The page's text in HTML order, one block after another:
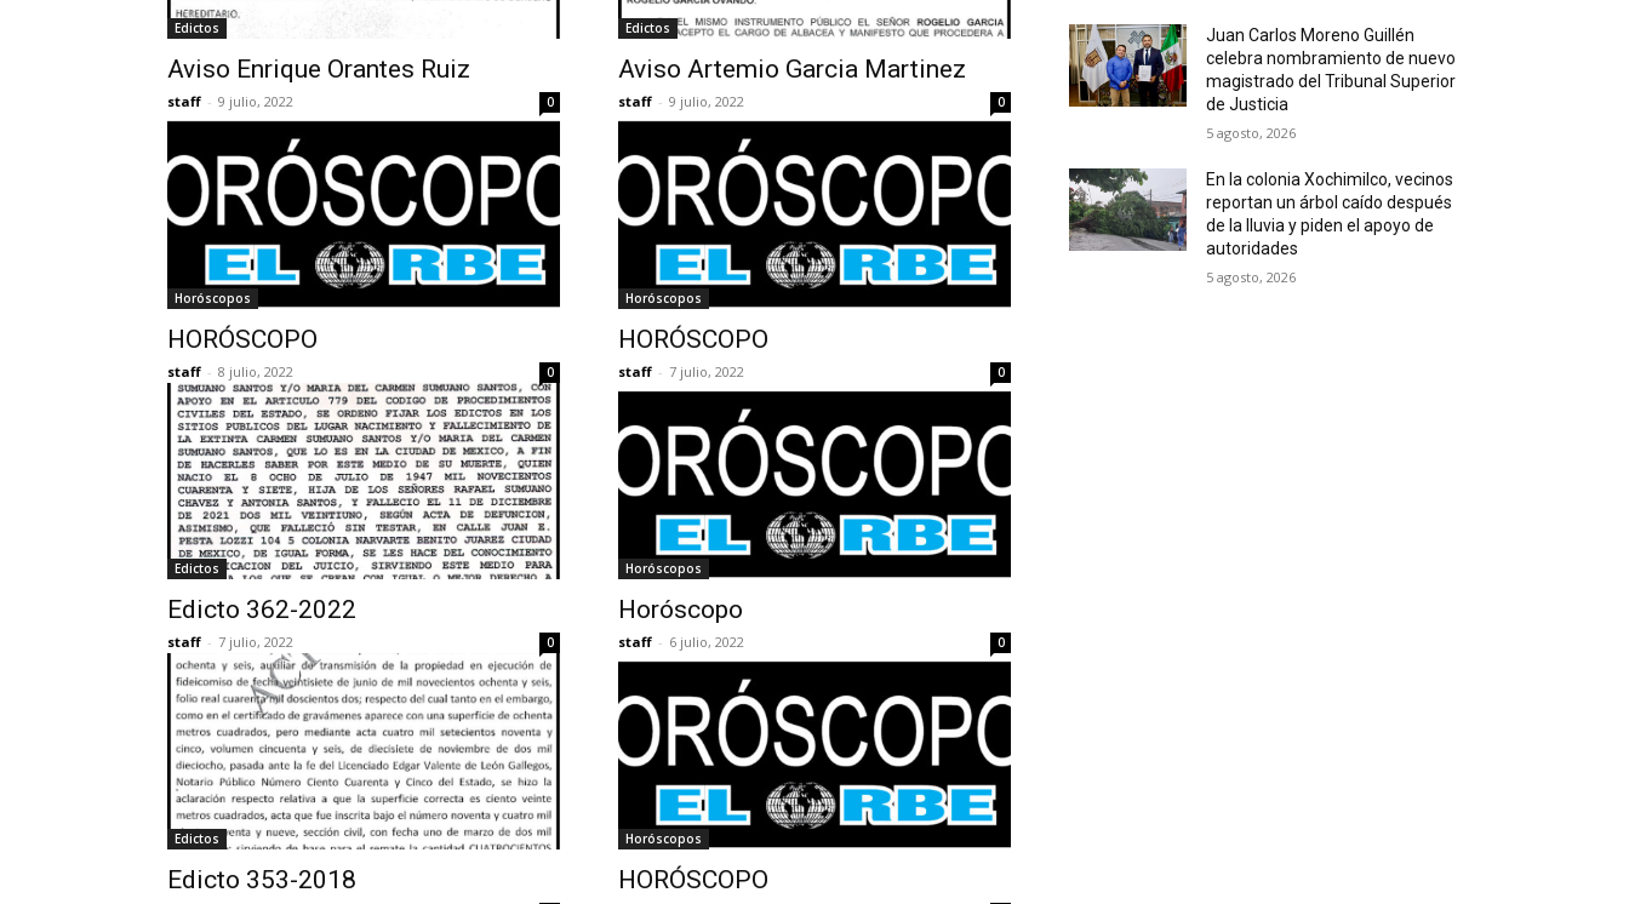
Edictos
Aviso Enrique Orantes Ruiz
staff - 9 julio, 2022 0
Edictos
Aviso Artemio Garcia Martinez
staff - 9 julio, 2022 0
Horóscopos
HORÓSCOPO
staff - 8 julio, 2022 0
Horóscopos
HORÓSCOPO
staff - 7 julio, 2022 0
Edictos
Edicto 362-2022
staff - 7 julio, 2022 0
Horóscopos
Horóscopo
staff - 6 julio, 2022 0
Edictos
Edicto 353-2018
Horóscopos
HORÓSCOPO
Juan Carlos Moreno Guillén
celebra nombramiento de nuevo
magistrado del Tribunal Superior
de Justicia
5 agosto, 2026
En la colonia Xochimilco, vecinos
reportan un árbol caído después
de la lluvia y piden el apoyo de
autoridades
5 agosto, 2026